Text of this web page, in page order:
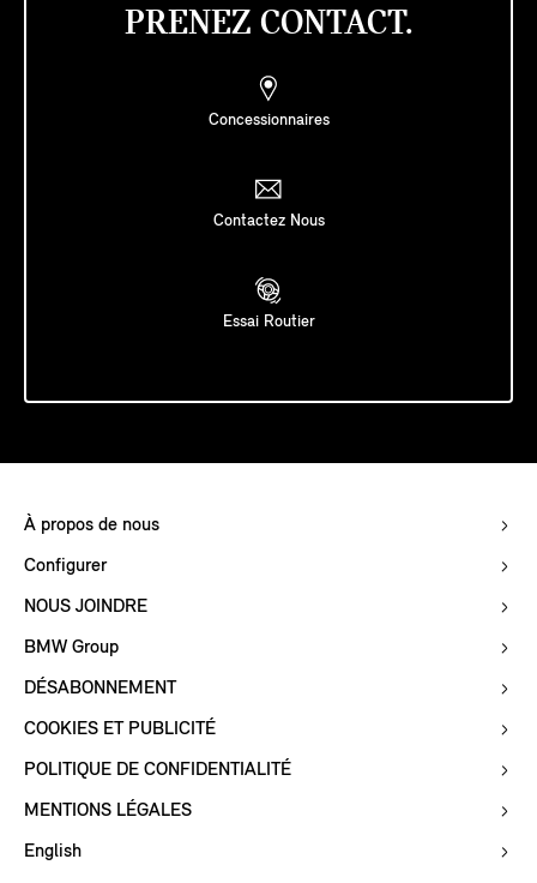
PRENEZ CONTACT.
Concessionnaires
Contactez Nous
Essai Routier
À propos de nous
Configurer
NOUS JOINDRE
BMW Group
DÉSABONNEMENT
COOKIES ET PUBLICITÉ
POLITIQUE DE CONFIDENTIALITÉ
MENTIONS LÉGALES
English